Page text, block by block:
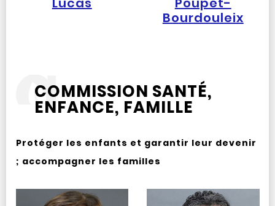
Bourdouleix
COMMISSION SANTÉ,
ENFANCE, FAMILLE
Protéger les enfants et garantir leur devenir
; accompagner les familles